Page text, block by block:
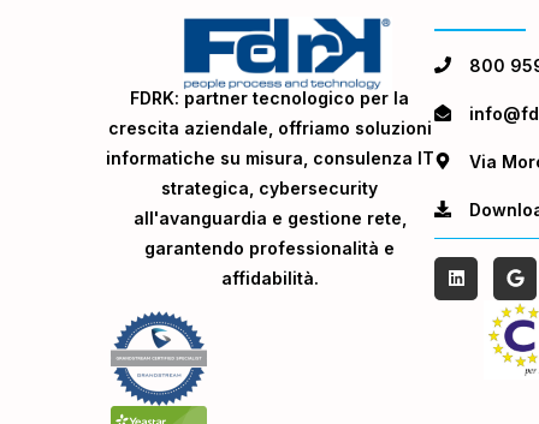
FDRK: partner tecnologico per la
crescita aziendale, offriamo soluzioni
informatiche su misura, consulenza IT
strategica, cybersecurity
all'avanguardia e gestione rete,
garantendo professionalità e
affidabilità.
800
Via